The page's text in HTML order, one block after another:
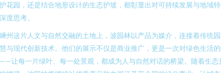
花园，还是结合地形设计的生态护坡，都彰显出对可持续发展与地域
度思考。
州这片人文与自然交融的土地上，波园林以产品为媒介，连接着传统
与现代创新技术。他们的展示不仅是商业推广，更是一次对绿色生活
让每一片绿叶、每一处景观，都成为人与自然对话的桥梁。随着生态